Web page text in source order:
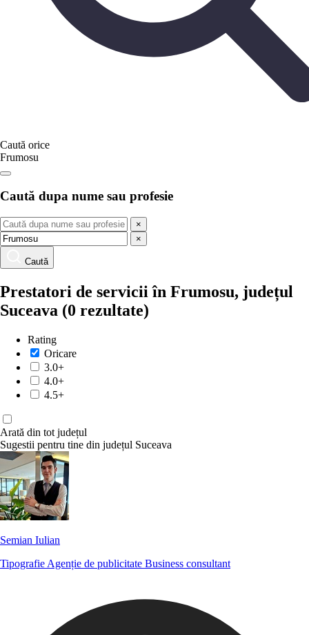
Caută orice
Frumosu
Caută dupa nume sau profesie
×
×
Caută
Prestatori de servicii în Frumosu, județul
Suceava (0 rezultate)
Rating
Oricare
3.0+
4.0+
4.5+
Arată din tot județul
Sugestii pentru tine din județul Suceava
Semian Iulian
Tipografie Agenție de publicitate Business consultant